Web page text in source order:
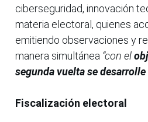
ciberseguridad, innovación
materia electoral, quienes
emitiendo observaciones y
manera simultánea “con el
segunda vuelta se
Fiscalización electoral